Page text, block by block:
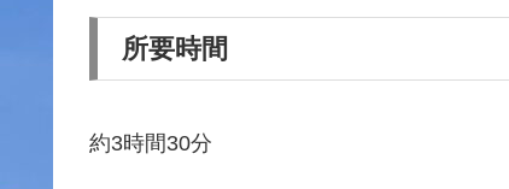
所要時間
約3時間30分